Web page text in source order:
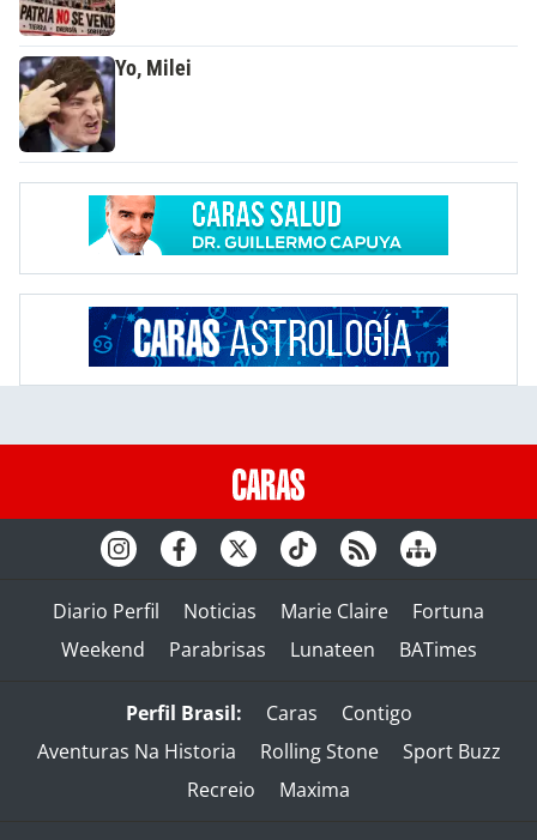
Yo, Milei
Diario Perfil Noticias Marie Claire
Fortuna
Weekend
Parabrisas Lunateen BATimes
Perfil Brasil: Caras
Contigo
Aventuras Na Historia
Rolling Stone
Sport Buzz
Recreio
Maxima